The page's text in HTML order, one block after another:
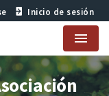
Inicio de sesión
Menu